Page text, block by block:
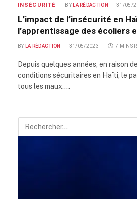
INSÉCURITÉ BY LA RÉDACTION 31/05/
L’impact de l’insécurité en
l’apprentissage des écoliers
BY LA RÉDACTION 31/05/2023 7 MINS
Depuis quelques années, en raison
conditions sécuritaires en Haïti, le
tous les maux.…